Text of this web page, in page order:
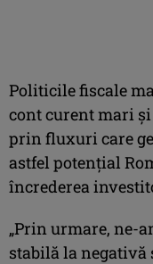
Politicile fiscale
cont curent mari
prin fluxuri care
astfel potenţial
încrederea
„Prin urmare, ne-
stabilă la